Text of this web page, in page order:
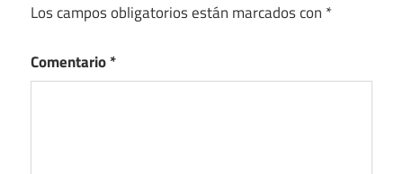
Los campos obligatorios están marcados con *
Comentario*